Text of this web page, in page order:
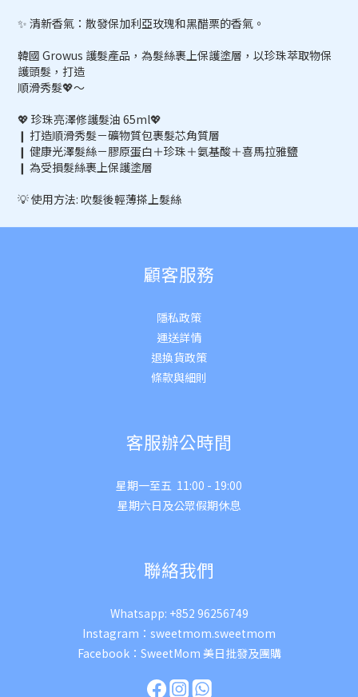
✨ 清新香氣：散發保加利亞玫瑰和黑醋栗的香氣。
韓國 Growus 護髮產品，為髮絲裹上保護塗層，以珍珠萃取物保
護頭髮，打造
順滑秀髮💖～
💖 珍珠亮澤修護髮油 65ml💖
❙ 打造順滑秀髮－礦物質包裹髮芯角質層
❙ 健康光澤髮絲－膠原蛋白＋珍珠＋氨基酸＋喜馬拉雅鹽
❙ 為受損髮絲裹上保護塗層
💡 使用方法: 吹髮後輕薄搽上髮絲
顧客服務
隱私政策
運送詳情
退換貨政策
條款與細則
客服辦公時間
星期一至五 11:00 - 19:00
星期六日及公眾假期休息
聯絡我們
Whatsapp: +852 96256749
Instagram： sweetmom.sweetmom
Facebook： SweetMom 美日批發及團購